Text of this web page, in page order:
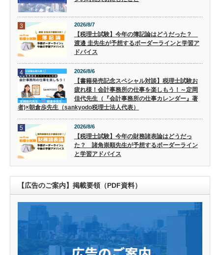
3 2026/8/7
【税理士試験】今年の簿記論はどうだった？
渡邉 圭先生が予想するボーダーラインと学習ア
ドバイス
4 2026/8/6
【書籍発売記念スペシャル対談】税理士試験お
疲れ様！会計事務所の仕事を楽しもう！～定岡
佳代先生（『会計事務所の仕事カレンダー』著
者)×朝倉歩先生（sankyodo税理士法人代表）
5 2026/8/6
【税理士試験】今年の財務諸表論はどうだっ
た？ 諸角崇順先生が予想するボーダーライン
と学習アドバイス
【広告のご案内】掲載要領（PDF資料）